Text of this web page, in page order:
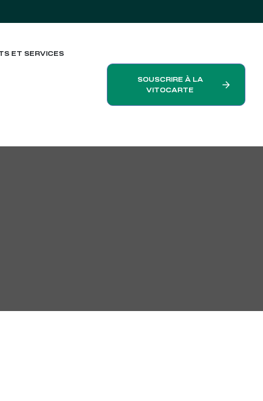
ET SERVICES
SOUSCRIRE À LA
VITOCARTE